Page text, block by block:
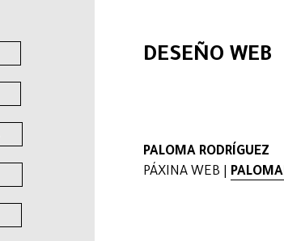
DESEÑO WEB
PALOMA RODRÍGUEZ
PÁXINA WEB |